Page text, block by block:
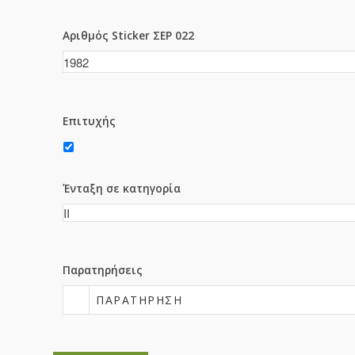
Αριθμός Sticker ΣΕΡ 022
Επιτυχής
Ένταξη σε κατηγορία
Παρατηρήσεις
ΠΑΡΑΤΉΡΗΣΗ